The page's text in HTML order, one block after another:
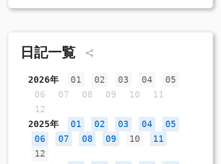
日記一覧
2026年 01 02 03 04
05
06
07 08 09 10
11
12
2025年
01 02 03 04
05
06
07 08 09 10
11
12